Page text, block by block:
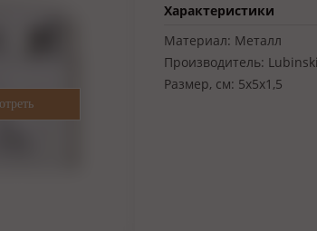
Характеристики
Материал: Металл
Производитель:
Размер, см: 5х5х1,5